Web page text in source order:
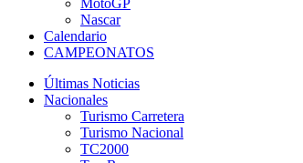
MotoGP
Nascar
Calendario
CAMPEONATOS
Últimas Noticias
Nacionales
Turismo Carretera
Turismo Nacional
TC2000